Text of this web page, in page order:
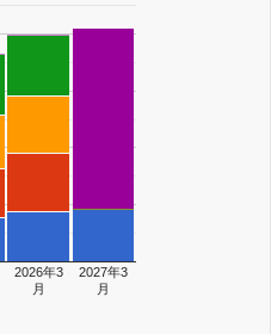
2026年3
月
2027年3
月